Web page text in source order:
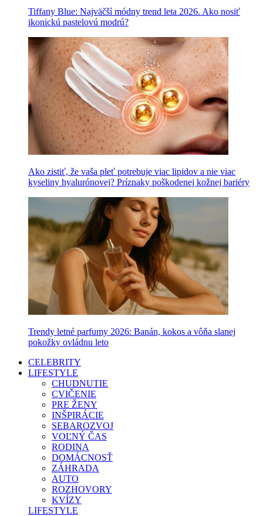
Tiffany Blue: Najväčší módny trend leta 2026. Ako nosiť
ikonickú pastelovú modrú?
Ako zistiť, že vaša pleť potrebuje viac lipidov a nie viac
kyseliny hyalurónovej? Príznaky poškodenej kožnej bariéry
Trendy letné parfumy 2026: Banán, kokos a vôňa slanej
pokožky ovládnu leto
CELEBRITY
LIFESTYLE
CHUDNUTIE
CVIČENIE
PRE ŽENY
INŠPIRÁCIE
SEBAROZVOJ
VOĽNÝ ČAS
RODINA
DOMÁCNOSŤ
ZÁHRADA
AUTO
ROZHOVORY
KVÍZY
LIFESTYLE